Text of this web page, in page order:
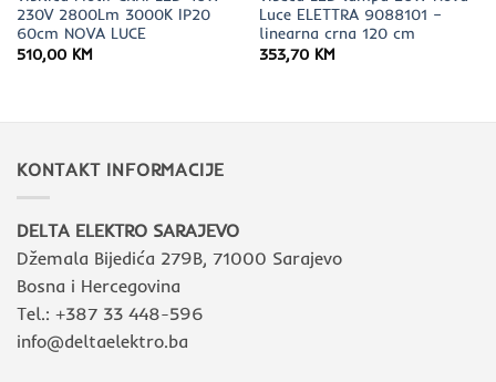
230V 2800Lm 3000K IP20
60cm NOVA LUCE
510,00 KM
Luce ELETTRA 9088101 –
linearna crna 120 cm
353,70 KM
KONTAKT INFORMACIJE
DELTA ELEKTRO SARAJEVO
Džemala Bijedića 279B, 71000 Sarajevo
Bosna i Hercegovina
Tel.: +387 33 448-596
info@deltaelektro.ba